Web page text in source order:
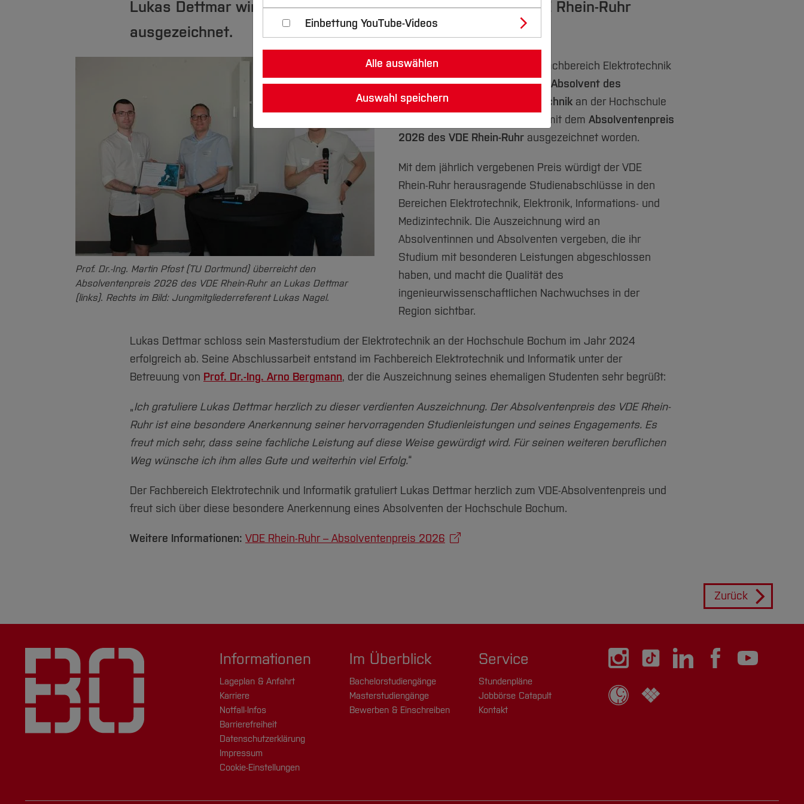
Lukas Dettmar wird mit dem Absolventenpreis 2026 des VDE Rhein-Ruhr
ausgezeichnet.
Prof. Dr.-Ing. Martin Pfost (TU Dortmund) überreicht den
Absolventenpreis 2026 des VDE Rhein-Ruhr an Lukas Dettmar
(links). Rechts im Bild: Jungmitgliederreferent Lukas Nagel.
Ein besonderer Erfolg für den Fachbereich Elektrotechnik
und Informatik:Lukas Dettmar
Absolvent des
Masterstudiengangs Elektrotechnik an der Hochschule
Bochum (Abschluss 2024), ist mit dem Absolventenpreis
2026 des VDE Rhein-Ruhr ausgezeichnet worden.
Mit dem jährlich vergebenen Preis würdigt der VDE
Rhein-Ruhr herausragende Studienabschlüsse in den
Bereichen Elektrotechnik, Elektronik, Informations- und
Medizintechnik. Die Auszeichnung wird an
Absolventinnen und Absolventen vergeben, die ihr
Studium mit besonderen Leistungen abgeschlossen
haben, und macht die Qualität des
ingenieurwissenschaftlichen Nachwuchses in der
Region sichtbar.
Lukas Dettmar schloss sein Masterstudium der Elektrotechnik an der Hochschule Bochum im Jahr 2024
erfolgreich ab. Seine Abschlussarbeit entstand im Fachbereich Elektrotechnik und Informatik unter der
Betreuung von Prof. Dr.-Ing. Arno Bergmann, der die Auszeichnung seines ehemaligen Studenten sehr begrüßt:
„Ich gratuliere Lukas Dettmar herzlich zu dieser verdienten Auszeichnung. Der Absolventenpreis des VDE Rhein-
Ruhr ist eine besondere Anerkennung seiner hervorragenden Studienleistungen und seines Engagements. Es
freut mich sehr, dass seine fachliche Leistung auf diese Weise gewürdigt wird. Für seinen weiteren beruflichen
Weg wünsche ich ihm alles Gute und weiterhin viel Erfolg.“
Der Fachbereich Elektrotechnik und Informatik gratuliert Lukas Dettmar herzlich zum VDE-Absolventenpreis und
freut sich über diese besondere Anerkennung eines Absolventen der Hochschule Bochum.
Weitere Informationen: VDE Rhein-Ruhr – Absolventenpreis 2026
Zurück
Informationen
Lageplan & Anfahrt
Karriere
Notfall-Infos
Barrierefreiheit
Datenschutzerklärung
Impressum
Cookie-Einstellungen
Im Überblick
Bachelorstudiengänge
Masterstudiengänge
Bewerben & Einschreiben
Service
Stundenpläne
Jobbörse Catapult
Kontakt
Einbettung YouTube-Videos
Alle auswählen
Auswahl speichern